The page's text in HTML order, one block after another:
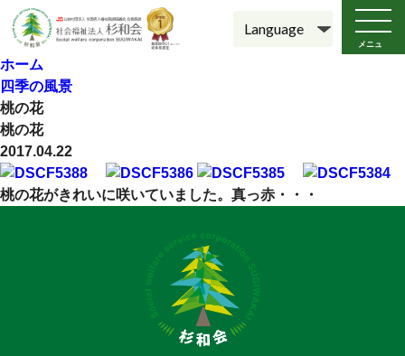
メニュ
ー
ホーム
四季の風景
桃の花
桃の花
2017.04.22
桃の花がきれいに咲いていました。真っ赤・・・